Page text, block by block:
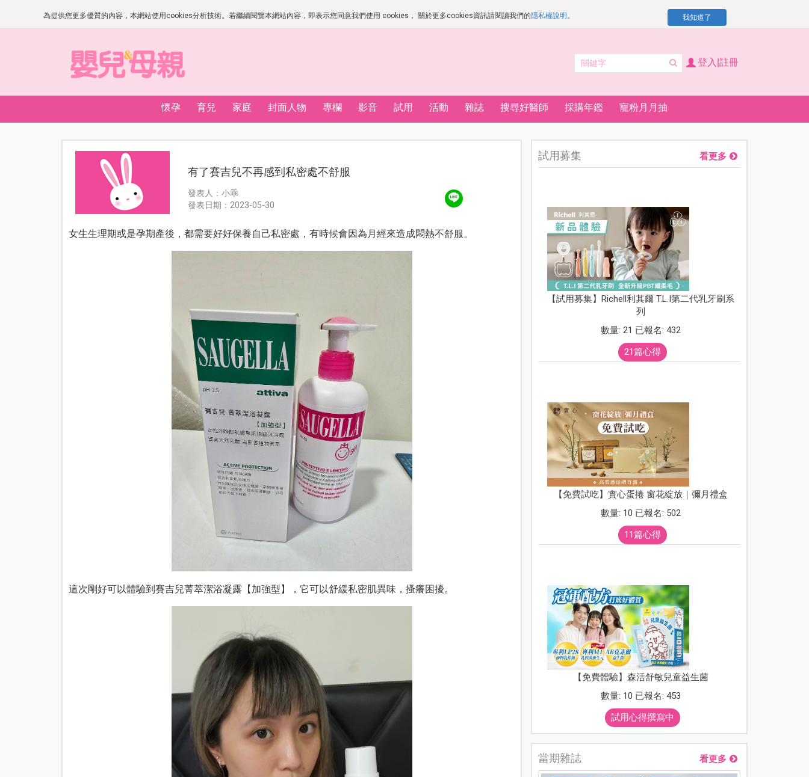
為提供您更多優質的內容，本網站使用cookies分析技術。若繼續閱覽本網站內容，即表示您同意我們使用 cookies， 關於更多cookies資訊請閱讀我們的隱私權說明 。 我知道了
登入|註冊
懷孕 育兒 家庭 封面人物 專欄 影音 試用 活動 雜誌 搜尋好醫師 採購年鑑 寵粉月月抽
有了賽吉兒不再感到私密處不舒服
發表人：小乖
發表日期：2023-05-30
女生生理期或是孕期產後，都需要好好保養自己私密處， 有時候會因為月經來造成悶熱不舒服。
這次剛好可以體驗到賽吉兒菁萃潔浴凝露【加強型】， 它可以舒緩私密肌異味，搔癢困擾。
試用募集 看更多
【試用募集】Richell利其爾 T.L.I第二代乳牙刷系
列
數量: 21 已報名: 432
21篇心得
【免費試吃】實心蛋捲 窗花綻放｜彌月禮盒
數量: 10 已報名: 502
11篇心得
【免費體驗】森活舒敏兒童益生菌
數量: 10 已報名: 453
試用心得撰寫中
當期雜誌 看更多